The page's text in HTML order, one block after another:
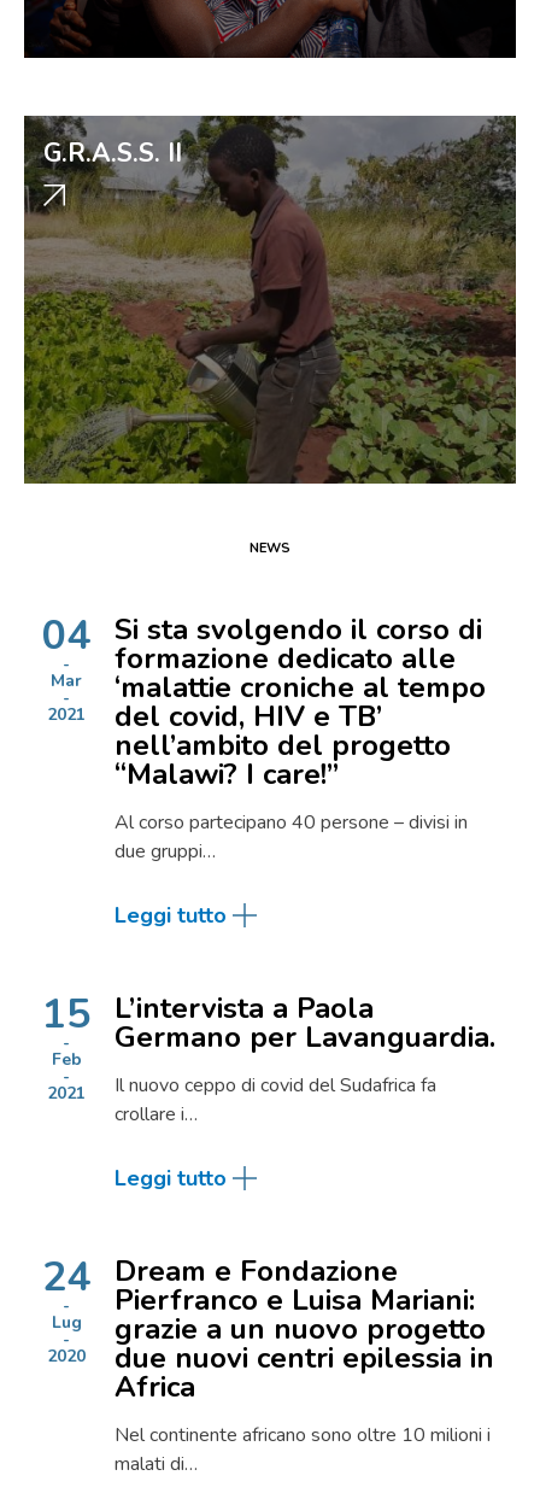
G.R.A.S.S. II
NEWS
04
Mar
2021
Si sta svolgendo il corso di
formazione dedicato alle
‘malattie croniche al tempo
del covid, HIV e TB’
nell’ambito del progetto
“Malawi? I care!”
Al corso partecipano 40 persone – divisi in
due gruppi…
Leggi tutto
15
Feb
2021
L’intervista a Paola
Germano per Lavanguardia.
Il nuovo ceppo di covid del Sudafrica fa
crollare i…
Leggi tutto
24
Lug
2020
Dream e Fondazione
Pierfranco e Luisa Mariani:
grazie a un nuovo progetto
due nuovi centri epilessia in
Africa
Nel continente africano sono oltre 10 milioni i
malati di…